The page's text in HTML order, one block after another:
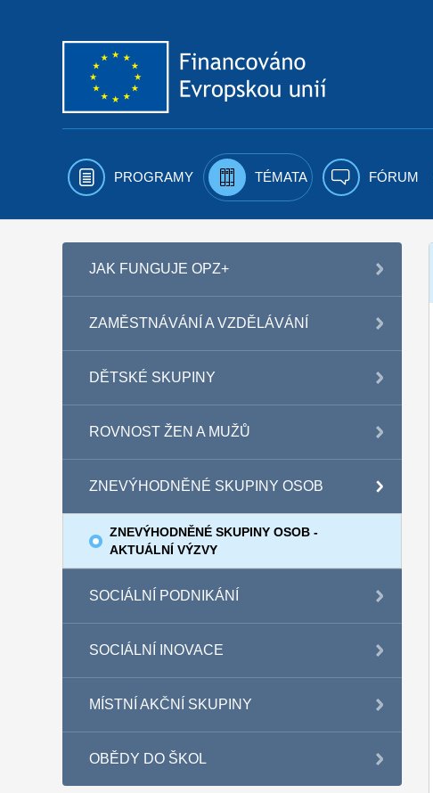
PROGRAMY TÉMATA FÓRUM
JAK FUNGUJE OPZ+
ZAMĚSTNÁVÁNÍ A VZDĚLÁVÁNÍ
DĚTSKÉ SKUPINY
ROVNOST ŽEN A MUŽŮ
ZNEVÝHODNĚNÉ SKUPINY OSOB
ZNEVÝHODNĚNÉ SKUPINY OSOB -
AKTUÁLNÍ VÝZVY
SOCIÁLNÍ PODNIKÁNÍ
SOCIÁLNÍ INOVACE
MÍSTNÍ AKČNÍ SKUPINY
OBĚDY DO ŠKOL